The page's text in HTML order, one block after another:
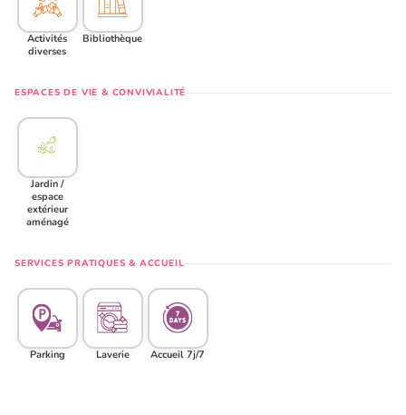
Activités
diverses
Bibliothèque
ESPACES DE VIE & CONVIVIALITÉ
Jardin /
espace
extérieur
aménagé
SERVICES PRATIQUES & ACCUEIL
Parking Laverie Accueil 7j/7